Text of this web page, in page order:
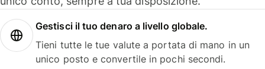
Gestisci il tuo denaro a livello globale.
Tieni tutte le tue valute a portata di mano in un
unico posto e convertile in pochi secondi.